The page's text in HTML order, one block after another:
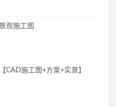
观施工图
CAD施工图+方案+实景】